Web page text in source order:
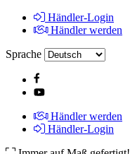
Händler-Login
Händler werden
Sprache
Händler werden
Händler-Login